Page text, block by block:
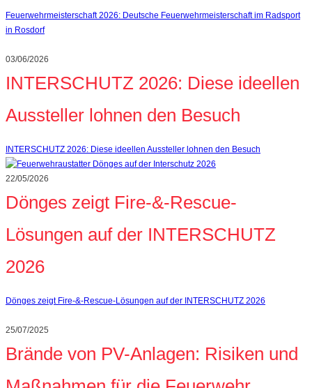
Feuerwehrmeisterschaft 2026: Deutsche Feuerwehrmeisterschaft im Radsport
in Rosdorf
03/06/2026
INTERSCHUTZ 2026: Diese ideellen
Aussteller lohnen den Besuch
INTERSCHUTZ 2026: Diese ideellen Aussteller lohnen den Besuch
22/05/2026
Dönges zeigt Fire-&-Rescue-
Lösungen auf der INTERSCHUTZ
2026
Dönges zeigt Fire-&-Rescue-Lösungen auf der INTERSCHUTZ 2026
25/07/2025
Brände von PV-Anlagen: Risiken und